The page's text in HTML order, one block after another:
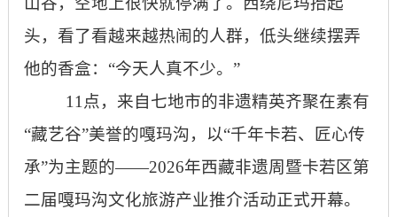
头，看了看越来越热闹的人群，低头继续摆弄
他的香盒：“今天人真不少。”
11点，来自七地市的非遗精英齐聚在素有
“藏艺谷”美誉的嘎玛沟，以“千年卡若、匠心传
承”为主题的——2026年西藏非遗周暨卡若区第
二届嘎玛沟文化旅游产业推介活动正式开幕。